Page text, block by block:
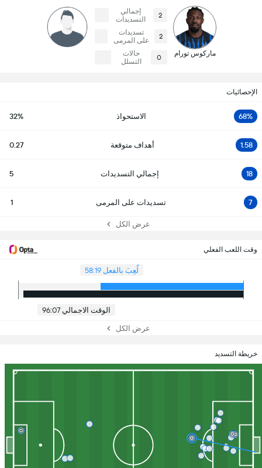
ماركوس تورام
2
إجمالي
التسديدات
2
تسديدات
على المرمى
0
حالات
التسلل
الإحصائيات
68% الاستحواذ 32%
1.58 أهداف متوقعة 0.27
18 إجمالي التسديدات 5
7 تسديدات على المرمى 1
عرض الكل
وقت اللعب الفعلي
لُعِبَ بالفعل 58:19
الوقت الاجمالي 96:07
عرض الكل
خريطة التسديد